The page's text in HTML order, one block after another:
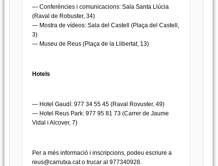
— Conferències i comunicacions: Sala Santa Llúcia
(Raval de Robuster, 34)
— Mostra de vídeos: Sala del Castell (Plaça del Castell,
3)
— Museu de Reus (Plaça de la Llibertat, 13)
Hotels
— Hotel Gaudí: 977 34 55 45 (Raval Rovuster, 49)
— Hotel Reus Park: 977 95 81 73 (Carrer de Jaume
Vidal i Alcover, 7)
Per a més informació i inscripcions, podeu escriure a
reus@carrutxa.cato trucar al 977340928.